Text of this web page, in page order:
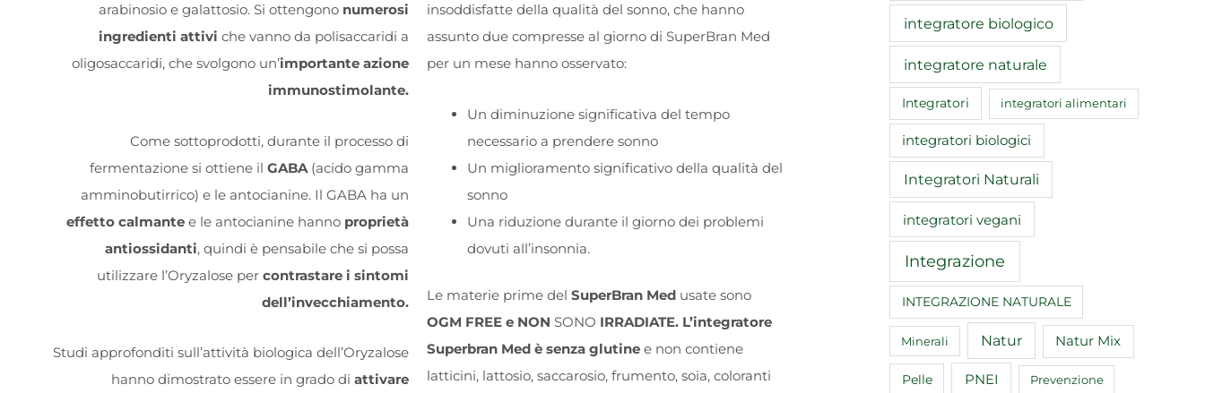
arabinosio e galattosio. Si ottengono numerosi
ingredienti attivi che vanno da polisaccaridi a
oligosaccaridi, che svolgono un’importante azione
immunostimolante.
Come sottoprodotti, durante il processo di
fermentazione si ottiene il GABA(acido gamma
amminobutirrico) e le antocianine. Il GABA ha un
effetto calmantee le antocianine hanno proprietà
antiossidanti, quindi è pensabile che si possa
utilizzare l’Oryzalose per contrastare i sintomi
dell’invecchiamento.
Studi approfonditi sull’attività biologica dell’Oryzalose
hanno dimostrato essere in grado di attivare
insoddisfatte della qualità del sonno, che hanno
assunto due compresse al giorno di SuperBran Med
per un mese hanno osservato:
Un diminuzione significativa del tempo
necessario a prendere sonno
Un miglioramento significativo della qualità del
sonno
Una riduzione durante il giorno dei problemi
dovuti all’insonnia.
Le materie prime del SuperBran Medusate sono
OGM FREE e NON SONO IRRADIATE. L’integratore
Superbran Med è senza glutinee non contiene
latticini, lattosio, saccarosio, frumento, soia, coloranti
integratore biologico
integratore naturale
Integratori integratori alimentari
integratori biologici
Integratori Naturali
integratori vegani
Integrazione
INTEGRAZIONE NATURALE
Minerali Natur Natur Mix
Pelle PNEI Prevenzione